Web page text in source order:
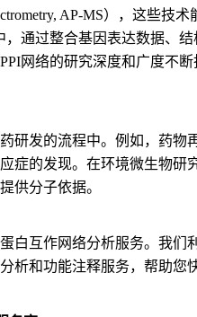
AP-MS），这些技
通过整合基因表达数据、
网络的研究深度和广度不
研发的流程中。例如，药物
症的发现。在环境微生物研
供分子依据。
白互作网络分析服务。我们
和功能注释服务，帮助您